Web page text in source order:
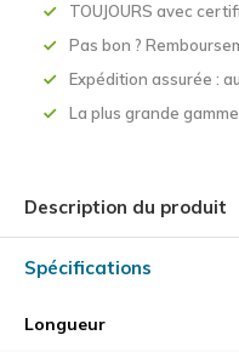
TOUJOURS avec
Pas bon ?
Expédition assurée :
La plus grande gamme
Description du produit
Spécifications
Longueur